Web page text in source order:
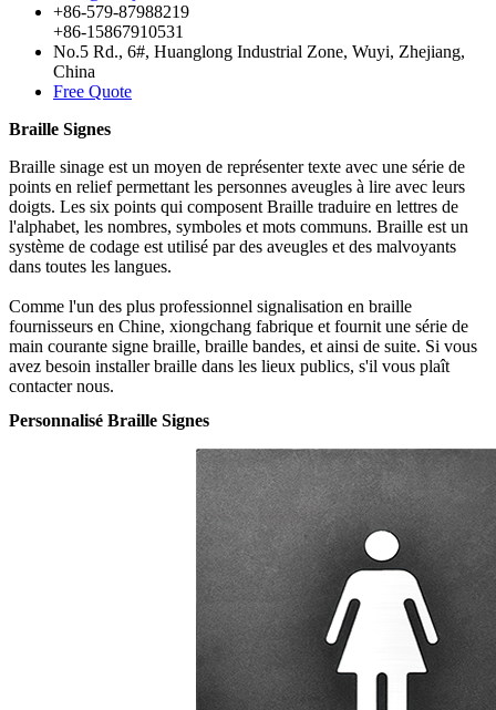
+86-579-87988219
+86-15867910531
No.5 Rd., 6#, Huanglong Industrial Zone, Wuyi, Zhejiang,
China
Free Quote
Braille Signes
Braille sinage est un moyen de représenter texte avec une série de
points en relief permettant les personnes aveugles à lire avec leurs
doigts. Les six points qui composent Braille traduire en lettres de
l'alphabet, les nombres, symboles et mots communs. Braille est un
système de codage est utilisé par des aveugles et des malvoyants
dans toutes les langues.
Comme l'un des plus professionnel signalisation en braille
fournisseurs en Chine, xiongchang fabrique et fournit une série de
main courante signe braille, braille bandes, et ainsi de suite. Si vous
avez besoin installer braille dans les lieux publics, s'il vous plaît
contacter nous.
Personnalisé Braille Signes